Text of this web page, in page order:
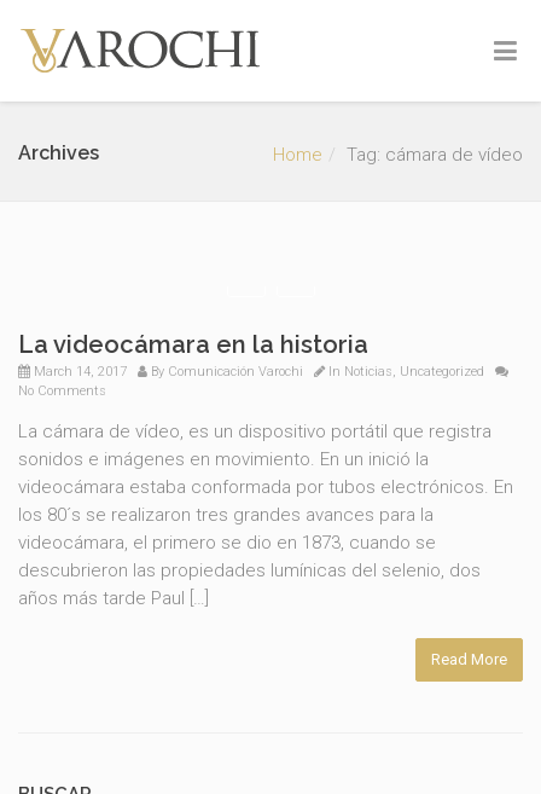
Archives Home Tag: cámara de vídeo
La videocámara en la historia
March 14, 2017 By Comunicación Varochi In Noticias, Uncategorized
No Comments
La cámara de vídeo, es un dispositivo portátil que registra
sonidos e imágenes en movimiento. En un inició la
videocámara estaba conformada por tubos electrónicos. En
los 80´s se realizaron tres grandes avances para la
videocámara, el primero se dio en 1873, cuando se
descubrieron las propiedades lumínicas del selenio, dos
años más tarde Paul […]
Read More